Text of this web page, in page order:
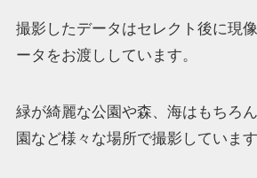
撮影したデータはセレクト後に現
ータをお渡ししています。
緑が綺麗な公園や森、海はもちろ
園など様々な場所で撮影しています